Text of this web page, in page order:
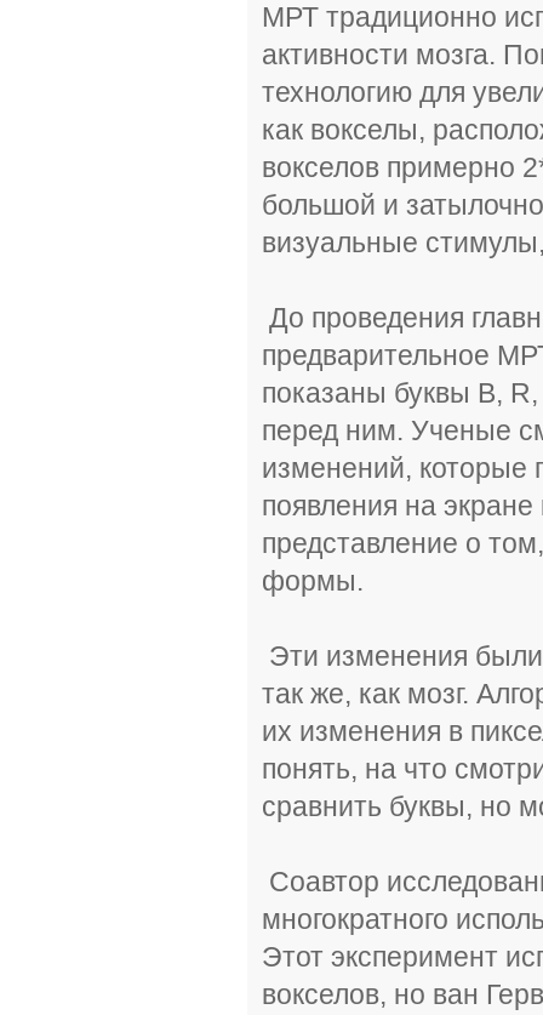
МРТ традиционно
активности мозга.
технологию для
как вокселы,
вокселов примерно
большой и
визуальные
До проведения
предварительное
показаны буквы B,
перед ним. Ученые
изменений, которые
появления на
представление о
формы.
Эти изменения
так же, как мозг.
их изменения в
понять, на что
сравнить буквы, но
Соавтор
многократного
Этот эксперимент
вокселов, но ван